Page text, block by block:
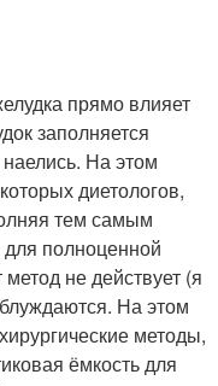
прямо влияет
заполняется
На этом
диетологов,
тем самым
полноценной
не действует (я
На этом
методы,
ёмкость для